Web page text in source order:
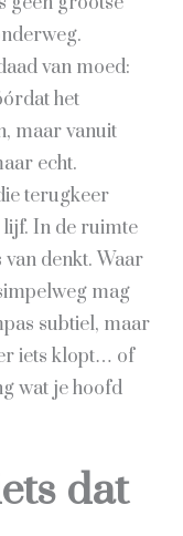
van moed:
het
maar vanuit
echt.
terugkeer
In de ruimte
denkt. Waar
mag
subtiel, maar
iets klopt… of
wat je hoofd
dat